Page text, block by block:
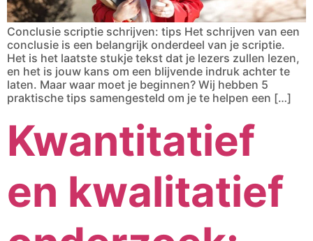
Conclusie scriptie schrijven: tips Het schrijven van een
conclusie is een belangrijk onderdeel van je scriptie.
Het is het laatste stukje tekst dat je lezers zullen lezen,
en het is jouw kans om een blijvende indruk achter te
laten. Maar waar moet je beginnen? Wij hebben 5
praktische tips samengesteld om je te helpen een […]
Kwantitatief
en kwalitatief